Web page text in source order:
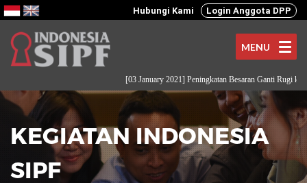
Hubungi Kami Login Anggota DPP
MENU
[03 January 2021] Peningkatan Besaran Ganti Rugi
KEGIATAN INDONESIA
SIPF